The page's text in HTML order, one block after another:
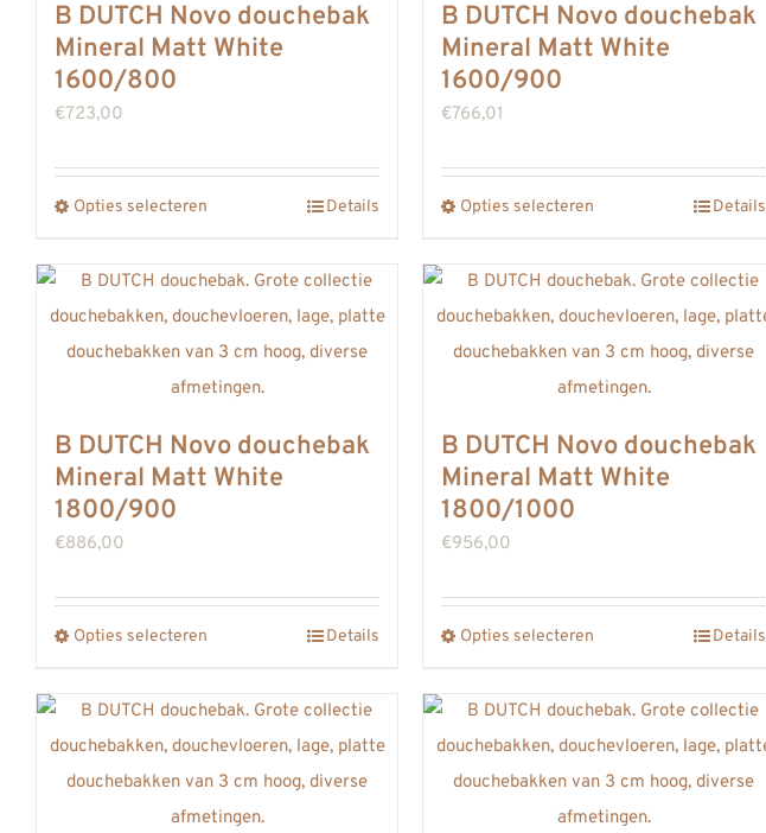
kan
de
productpagina
kan
de
productpagina
B DUTCH Novo douchebak
Mineral Matt White
1600/800
€723,00
Opties selecteren
heeft
meerdere
variaties.
Deze
kan
de
productpagina
Details
B DUTCH Novo douchebak
Mineral Matt White
1600/900
€766,01
Opties selecteren
heeft
meerdere
variaties.
Deze
kan
de
productpagina
Details
B DUTCH Novo douchebak
Mineral Matt White
1800/900
€886,00
Opties selecteren
heeft
meerdere
variaties.
Deze
Details
B DUTCH Novo douchebak
Mineral Matt White
1800/1000
€956,00
Opties selecteren
heeft
meerdere
variaties.
Deze
Details